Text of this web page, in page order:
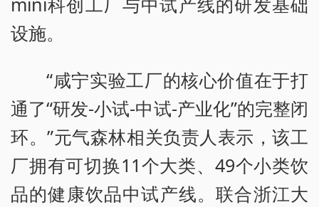
设施。
“咸宁实验工厂的核心价值在于打
通了“研发-小试-中试-产业化”的完整闭
环。”元气森林相关负责人表示，该工
厂拥有可切换11个大类、49个小类饮
品的健康饮品中试产线。联合浙江大